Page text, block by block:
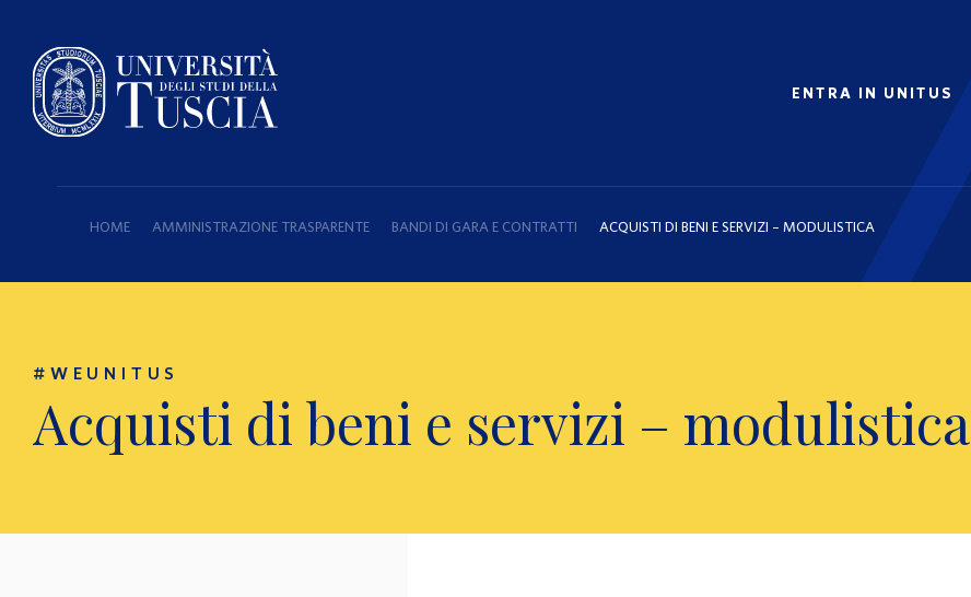
ENTRA IN UNITUS
HOME AMMINISTRAZIONE TRASPARENTE BANDI DI GARA E CONTRATTI ACQUISTI DI BENI E SERVIZI – MODULISTICA
#WEUNITUS
Acquisti di beni e servizi – modulistica